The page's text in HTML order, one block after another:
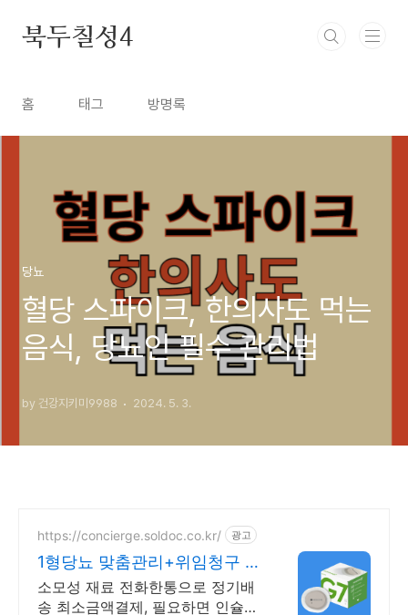
북두칠성4
홈 태그 방명록
당뇨
혈당 스파이크, 한의사도 먹는
음식, 당뇨인 필수 관리법
by 건강지키미9988 2024. 5. 3.
https://concierge.soldoc.co.kr/ 광고
1형당뇨 맞춤관리+위임청구 재
처방 주기 무료알림
소모성 재료 전화한통으로 정기배
송 최소금액결제, 필요하면 인슐린